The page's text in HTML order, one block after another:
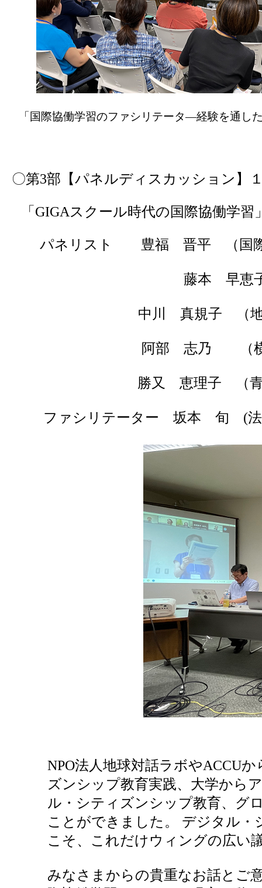
「国際協働学習のファシリテータ―経験を通し
〇第3部【パネルディスカッション】
「 GIGA スクール時代の国際協働学習
パネリスト 豊福 晋平 （国
藤本 早恵子 （
中川 真規子 （地
阿部 志乃 （横須賀学
勝又 恵理子 （青
ファシリテーター 坂本 旬 (
NPO法人地球対話ラボやACCUか
ズンシップ教育実践、大学から
ル・シティズンシップ教育、グ
ことができました。
デジタル・
こそ、これだけウィングの広い
みなさまからの貴重なお話とご